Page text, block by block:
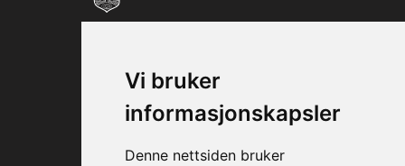
Vi bruker
informasjonskapsler
Denne nettsiden bruker